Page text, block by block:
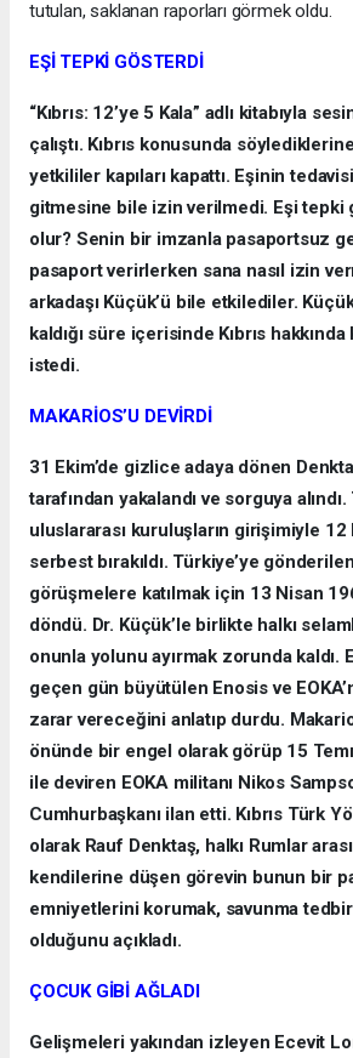
tutulan, saklanan raporları görmek oldu.
EŞİ TEPKİ GÖSTERDİ
“Kıbrıs: 12’ye 5 Kala” adlı kitabıyla
çalıştı. Kıbrıs konusunda
yetkililer kapıları kapattı. Eşinin
gitmesine bile izin verilmedi. Eşi tepki
olur? Senin bir imzanla pasaportsuz
pasaport verirlerken sana nasıl izin
arkadaşı Küçük’ü bile etkilediler.
kaldığı süre içerisinde Kıbrıs hakkında
istedi.
MAKARİOS’U DEVİRDİ
31 Ekim’de gizlice adaya dönen
tarafından yakalandı ve sorguya
uluslararası kuruluşların girişimiyle 12
serbest bırakıldı. Türkiye’ye
görüşmelere katılmak için 13 Nisan
döndü. Dr. Küçük’le birlikte halkı
onunla yolunu ayırmak zorunda kaldı.
geçen gün büyütülen Enosis ve
zarar vereceğini anlatıp durdu.
önünde bir engel olarak görüp 15
ile deviren EOKA militanı Nikos
Cumhurbaşkanı ilan etti. Kıbrıs Türk
olarak Rauf Denktaş, halkı Rumlar
kendilerine düşen görevin bunun bir
emniyetlerini korumak, savunma
olduğunu açıkladı.
ÇOCUK GİBİ AĞLADI
Gelişmeleri yakından izleyen Ecevit